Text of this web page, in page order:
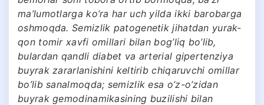
ma’lumotlarga ko’ra har uch yilda ikki barobarga
oshmoqda. Semizlik patogenetik jihatdan yurak-
qon tomir xavfi omillari bilan bog’liq bo’lib,
bulardan qandli diabet va arterial gipertenziya
buyrak zararlanishini keltirib chiqaruvchi omillar
bo’lib sanalmoqda; semizlik esa o’z-o’zidan
buyrak gemodinamikasining buzilishi bilan